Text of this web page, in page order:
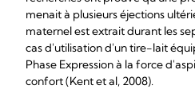
menait à plusieurs éjections
maternel est extrait durant les
cas d'utilisation d'un tire-lait
Phase Expression à la force
confort (Kent et al, 2008).